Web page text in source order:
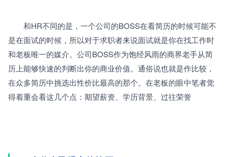
和HR不同的是，一个公司的BOSS在看简历的时候可能不
是在面试的时候，所以对于求职者来说面试就是你在找工作时
和老板唯一的媒介。公司BOSS作为饱经风雨的商界老手从简
历上能够快速的判断出你的商业价值。通俗说也就是作比较，
在众多简历中挑选出性价比最高的那个。在老板的眼中笔者觉
得着重会看这几个点：期望薪资、学历背景、过往荣誉